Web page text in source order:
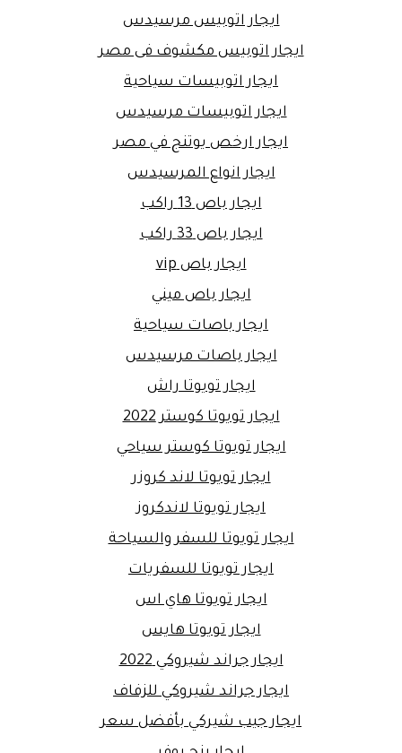
ايجار اتوبيس مرسيدس
ايجار اتوبيس مكشوف فى مصر
ايجار اتوبيسات سياحية
ايجار اتوبيسات مرسيدس
ايجار ارخص يوتنج في مصر
ايجار انواع المرسيدس
ايجار باص 13 راكب
ايجار باص 33 راكب
ايجار باص vip
ايجار باص ميني
ايجار باصات سياحية
ايجار باصات مرسيدس
ايجار تويوتا راش
ايجار تويوتا كوستر 2022
ايجار تويوتا كوستر سياحي
ايجار تويوتا لاند كروزر
ايجار تويوتا لاندكروز
ايجار تويوتا للسفر والسياحة
ايجار تويوتا للسفريات
ايجار تويوتا هاي اس
ايجار تويوتا هايس
ايجار جراند شيروكي 2022
ايجار جراند شيروكي للزفاف
ايجار جيب شيركي بأفضل سعر